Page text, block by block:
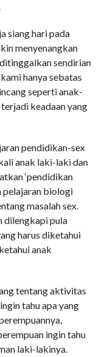
siang hari pada
menyenangkan
sendirian
hanya sebatas
seperti anak-
keadaan yang
pendidikan-sex
anak laki-laki dan
‘pendidikan
pelajaran biologi
masalah sex.
dilengkapi pula
harus diketahui
anak
tentang aktivitas
tahu apa yang
ingin tahu
laki-lakinya.